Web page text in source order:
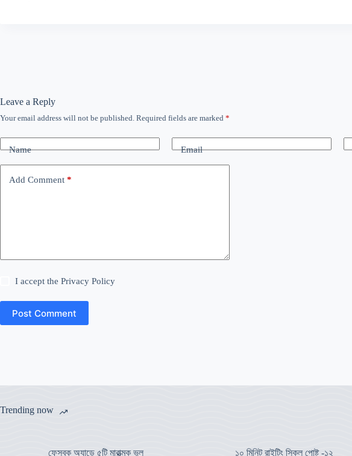
Leave a Reply
Your email address will not be published. Required fields are marked *
Name Email
Add Comment *
I accept thePrivacy Policy
Post Comment
Trending now
ফেসবুক অ্যাডে ৫টি মারাত্মক ভুল ১০ মিনিট রাইটিং স্কিল পোষ্ট -১২